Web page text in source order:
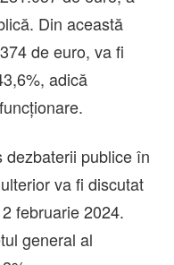
Din această
de euro, va fi
adică
dezbaterii publice în
va fi discutat
februarie 2024.
general al